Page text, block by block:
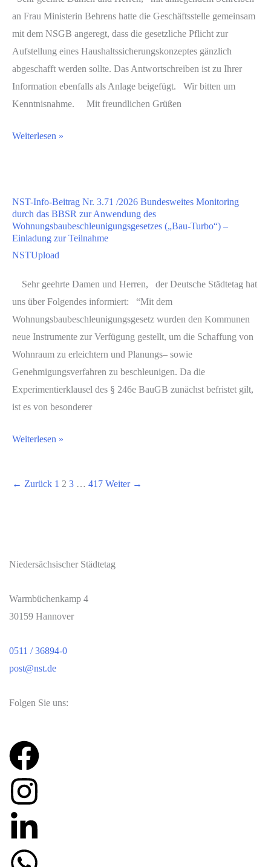
an Frau Ministerin Behrens hatte die Geschäftsstelle gemeinsam
mit dem NSGB angeregt, dass die gesetzliche Pflicht zur
Aufstellung eines Haushaltssicherungskonzeptes gänzlich
abgeschafft werden sollte. Das Antwortschreiben ist zu Ihrer
Information ebenfalls als Anlage beigefügt. Wir bitten um
Kenntnisnahme. Mit freundlichen Grüßen
Weiterlesen »
NST-Info-Beitrag Nr. 3.71 /2026 Bundesweites Monitoring
durch das BBSR zur Anwendung des
Wohnungsbaubeschleunigungsgesetzes („Bau-Turbo“) –
Einladung zur Teilnahme
NSTUpload
Sehr geehrte Damen und Herren, der Deutsche Städtetag hat
uns über Folgendes informiert: “Mit dem
Wohnungsbaubeschleunigungsgesetz wurden den Kommunen
neue Instrumente zur Verfügung gestellt, um die Schaffung von
Wohnraum zu erleichtern und Planungs– sowie
Genehmigungsverfahren zu beschleunigen. Da die
Experimentierklausel des § 246e BauGB zunächst befristet gilt,
ist es von besonderer
Weiterlesen »
← Zurück 1 2 3 … 417 Weiter →
Niedersächsischer Städtetag
Warmbüchenkamp 4
30159 Hannover
0511 / 36894-0
post@nst.de
Folgen Sie uns: